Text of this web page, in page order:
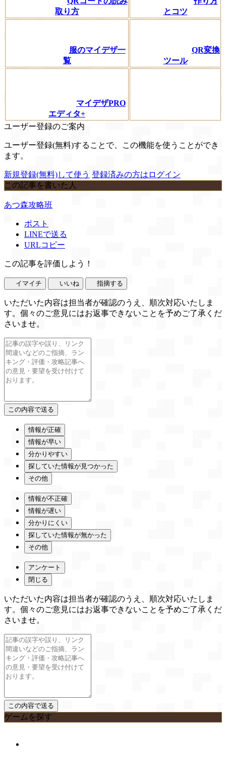
取り方
とコツ
服のマイデザ一
覧
QR変換
ツール
マイデザPRO
エディタ+
ユーザー登録のご案内
ユーザー登録(無料)することで、この機能を使うことができ
ます。
新規登録(無料)して使う 登録済みの方はログイン
この記事を書いた人
あつ森攻略班
ポスト
LINEで送る
URLコピー
この記事を評価しよう！
イマイチ いいね 指摘する
いただいた内容は担当者が確認のうえ、順次対応いたしま
す。個々のご意見にはお返事できないことを予めご了承くだ
さいませ。
情報が正確
情報が早い
分かりやすい
探していた情報が見つかった
その他
情報が不正確
情報が遅い
分かりにくい
探していた情報が無かった
その他
アンケート
閉じる
いただいた内容は担当者が確認のうえ、順次対応いたしま
す。個々のご意見にはお返事できないことを予めご了承くだ
さいませ。
ゲームを探す